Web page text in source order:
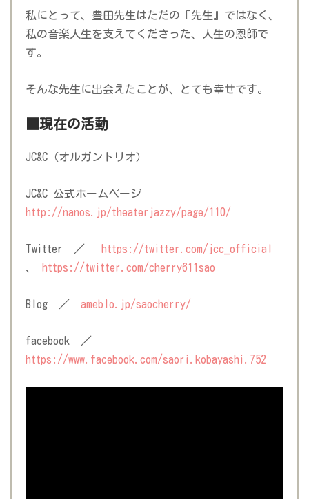
私にとって、豊田先生はただの『先生』ではなく、
私の音楽人生を支えてくださった、人生の恩師で
す。
そんな先生に出会えたことが、とても幸せです。
■現在の活動
JC&C（オルガントリオ）
JC&C 公式ホームページ
http://nanos.jp/theaterjazzy/page/110/
Twitter ／
https://twitter.com/jcc_official
、
https://twitter.com/cherry611sao
Blog ／ ameblo.jp/saocherry/
facebook ／
https://www.facebook.com/saori.kobayashi.752